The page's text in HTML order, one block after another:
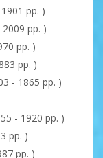
рр. )
рр. )
рр. )
рр. )
- 1865 рр. )
- 1920 рр. )
рр. )
рр. )